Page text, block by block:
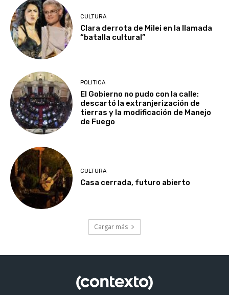
CULTURA
Clara derrota de Milei en la llamada
“batalla cultural”
POLITICA
El Gobierno no pudo con la calle:
descartó la extranjerización de
tierras y la modificación de Manejo
de Fuego
CULTURA
Casa cerrada, futuro abierto
Cargar más